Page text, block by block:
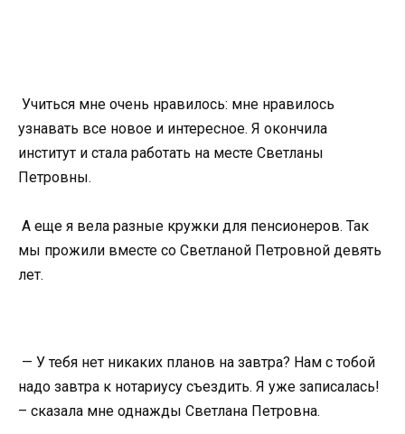
Учиться мне очень нравилось: мне нравилось
узнавать все новое и интересное. Я окончила
институт и стала работать на месте Светланы
Петровны.
А еще я вела разные кружки для пенсионеров. Так
мы прожили вместе со Светланой Петровной девять
лет.
— У тебя нет никаких планов на завтра? Нам с тобой
надо завтра к нотариусу съездить. Я уже записалась!
– сказала мне однажды Светлана Петровна.